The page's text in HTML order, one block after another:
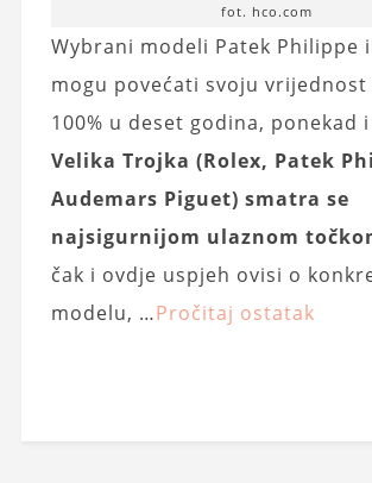
fot. hco.com
Wybrani modeli Patek Philippe
mogu povećati svoju vrijednost
100% u deset godina, ponekad
Velika Trojka (Rolex, Patek
Audemars Piguet) smatra se
najsigurnijom ulaznom
čak i ovdje uspjeh ovisi o
modelu, …Pročitaj ostatak